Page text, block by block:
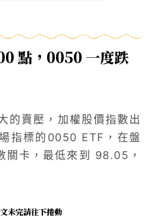
點，0050 一度跌
的賣壓，加權股價指數出
指標的0050 ETF，在盤
關卡，最低來到 98.05，
未完請往下捲動